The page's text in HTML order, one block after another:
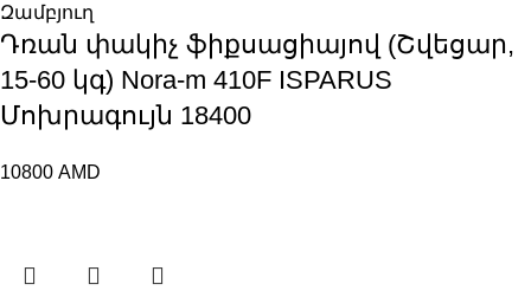
Զամբյուղ
Դռան փակիչ ֆիքսացիայով (Շվեցար,
15-60 կգ) Nora-m 410F ISPARUS
Մոխրագույն 18400
10800 AMD